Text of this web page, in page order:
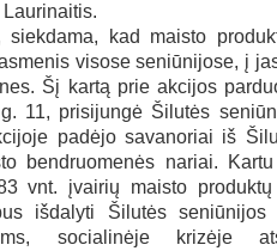
siekdama, kad maisto
visose seniūnijose, į
Šį kartą prie akcijos
11, prisijungė Šilutės
padėjo savanoriai iš
bendruomenės nariai.
vnt. įvairių maisto
išdalyti Šilutės seniūnijos
socialinėje krizėje